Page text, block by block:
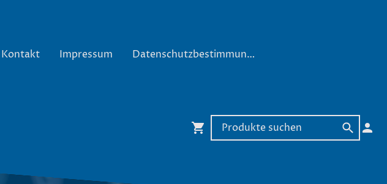
Kontakt Impressum Datenschutzbestimmungen